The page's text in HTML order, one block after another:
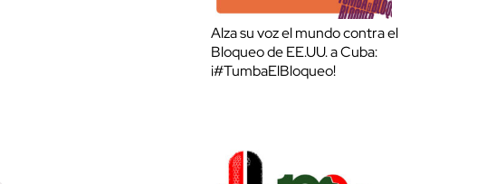
Alza su voz el mundo contra el
Bloqueo de EE.UU. a Cuba:
¡#TumbaElBloqueo!